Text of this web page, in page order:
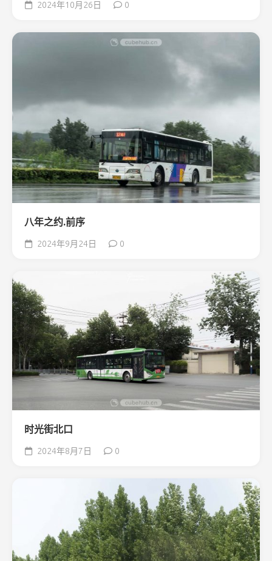
2024年10月26日 0
八年之约.前序
2024年9月24日 0
时光街北口
2024年8月7日 0